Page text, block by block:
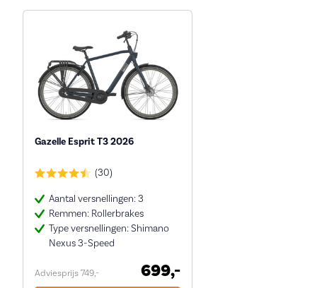
Gazelle Esprit T3 2026
(30)
Aantal versnellingen: 3
Remmen: Rollerbrakes
Type versnellingen: Shimano
Nexus 3-Speed
Adviesprijs 749,- 699,-